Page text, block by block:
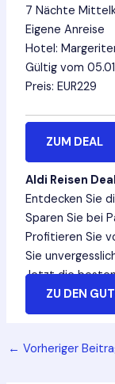
7 Nächte
Eigene Anreise
Hotel:
Gültig vom
Preis: EUR229
ZUM DEAL
Aldi Reisen
Entdecken Sie
Sparen Sie bei
Profitieren Sie
Sie
Jetzt die
ZU DEN
Post
← Vorheriger